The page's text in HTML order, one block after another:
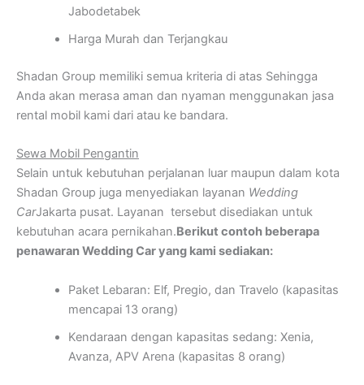
Jabodetabek
Harga Murah dan Terjangkau
Shadan Group memiliki semua kriteria di atas Sehingga
Anda akan merasa aman dan nyaman menggunakan jasa
rental mobil kami dari atau ke bandara.
Sewa Mobil Pengantin
Selain untuk kebutuhan perjalanan luar maupun dalam kota
Shadan Group juga menyediakan layanan Wedding
CarJakarta pusat. Layanan tersebut disediakan untuk
kebutuhan acara pernikahan.Berikut contoh beberapa
penawaran Wedding Car yang kami sediakan:
Paket Lebaran: Elf, Pregio, dan Travelo (kapasitas
mencapai 13 orang)
Kendaraan dengan kapasitas sedang: Xenia,
Avanza, APV Arena (kapasitas 8 orang)